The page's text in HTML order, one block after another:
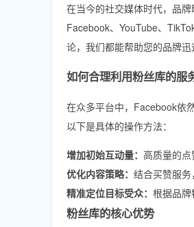
在当今的社交媒体时代，品
Facebook、YouTube、
论，我们都能帮助您的品牌迅
如何合理利用粉丝库的服
在众多平台中，Facebook依
以下是具体的操作方法：
增加初始互动量： 高质量的点
优化内容策略： 结合买赞服务
精准定位目标受众： 根据品牌
粉丝库的核心优势